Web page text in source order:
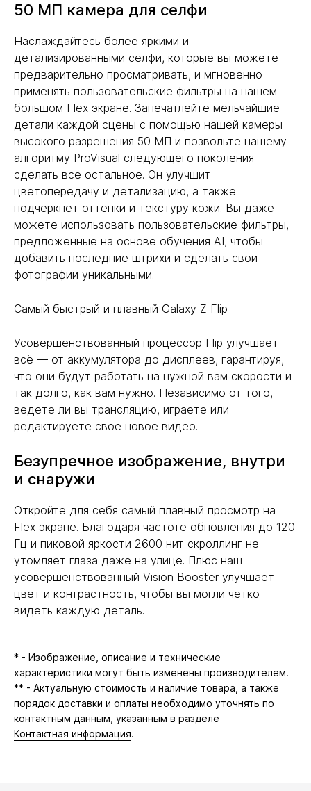
50 МП камера для селфи
Наслаждайтесь более яркими и
детализированными селфи, которые вы можете
предварительно просматривать, и мгновенно
применять пользовательские фильтры на нашем
большом Flex экране. Запечатлейте мельчайшие
детали каждой сцены с помощью нашей камеры
высокого разрешения 50 МП и позвольте нашему
алгоритму ProVisual следующего поколения
сделать все остальное. Он улучшит
цветопередачу и детализацию, а также
подчеркнет оттенки и текстуру кожи. Вы даже
можете использовать пользовательские фильтры,
предложенные на основе обучения AI, чтобы
добавить последние штрихи и сделать свои
фотографии уникальными.
Самый быстрый и плавный Galaxy Z Flip
Усовершенствованный процессор Flip улучшает
всё — от аккумулятора до дисплеев, гарантируя,
что они будут работать на нужной вам скорости и
так долго, как вам нужно. Независимо от того,
ведете ли вы трансляцию, играете или
редактируете свое новое видео.
Безупречное изображение, внутри
и снаружи
Откройте для себя самый плавный просмотр на
Flex экране. Благодаря частоте обновления до 120
Гц и пиковой яркости 2600 нит скроллинг не
утомляет глаза даже на улице. Плюс наш
усовершенствованный Vision Booster улучшает
цвет и контрастность, чтобы вы могли четко
видеть каждую деталь.
* - Изображение, описание и технические
характеристики могут быть изменены производителем.
** - Актуальную стоимость и наличие товара, а также
порядок доставки и оплаты необходимо уточнять по
контактным данным, указанным в разделе
Контактная информация.